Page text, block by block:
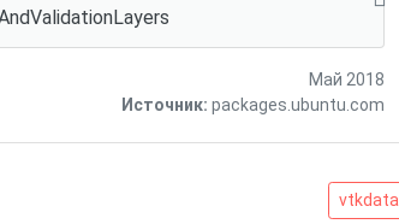
Май 2018
Источник: packages.ubuntu.com
vtkdata
vtkdata